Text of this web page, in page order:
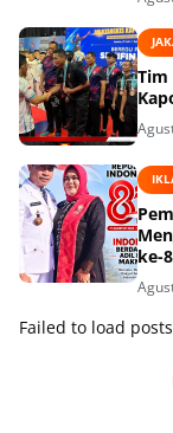
Tim
ke-
Failed to load